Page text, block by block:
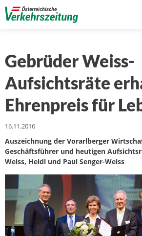
Gebrüder Weiss-
Aufsichtsräte
Ehrenpreis für
16.11.2016
Auszeichnung der Vorarlberger
Geschäftsführer und heutigen
Weiss, Heidi und Paul Senger-Weiss